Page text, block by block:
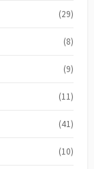
(29)
(8)
(9)
(11)
(41)
(10)